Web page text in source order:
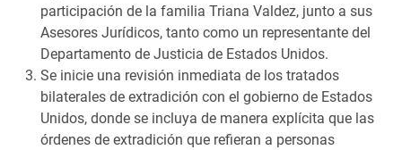
participación de la familia Triana Valdez, junto a sus
Asesores Jurídicos, tanto como un representante del
Departamento de Justicia de Estados Unidos.
Se inicie una revisión inmediata de los tratados
bilaterales de extradición con el gobierno de Estados
Unidos, donde se incluya de manera explícita que las
órdenes de extradición que refieran a personas